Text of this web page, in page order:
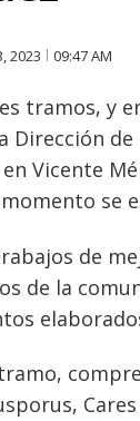
2023 09:47 AM
tramos, y
Dirección
Vicente
se
de
de la